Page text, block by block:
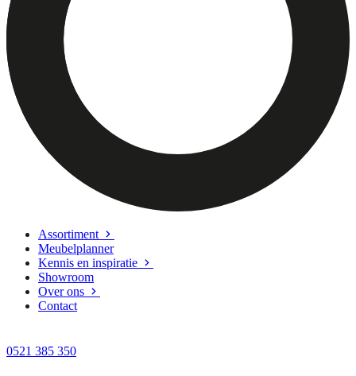
Assortiment
Meubelplanner
Kennis en inspiratie
Showroom
Over ons
Contact
0521 385 350